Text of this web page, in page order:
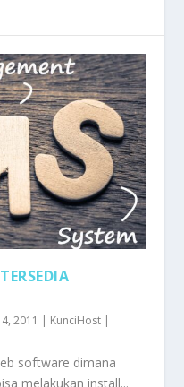
2011 | KunciHost |
software dimana
melakukan install...